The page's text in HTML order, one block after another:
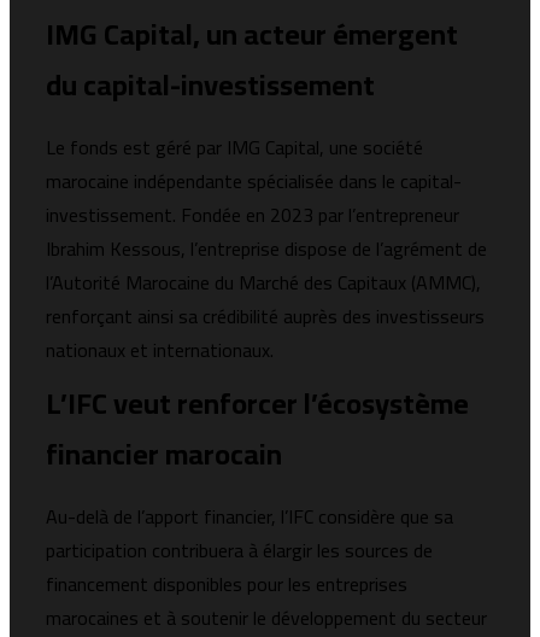
IMG Capital, un acteur émergent
du capital-investissement
Le fonds est géré par IMG Capital, une société
marocaine indépendante spécialisée dans le capital-
investissement. Fondée en 2023 par l’entrepreneur
Ibrahim Kessous, l’entreprise dispose de l’agrément de
l’Autorité Marocaine du Marché des Capitaux (AMMC),
renforçant ainsi sa crédibilité auprès des investisseurs
nationaux et internationaux.
L’IFC veut renforcer l’écosystème
financier marocain
Au-delà de l’apport financier, l’IFC considère que sa
participation contribuera à élargir les sources de
financement disponibles pour les entreprises
marocaines et à soutenir le développement du secteur